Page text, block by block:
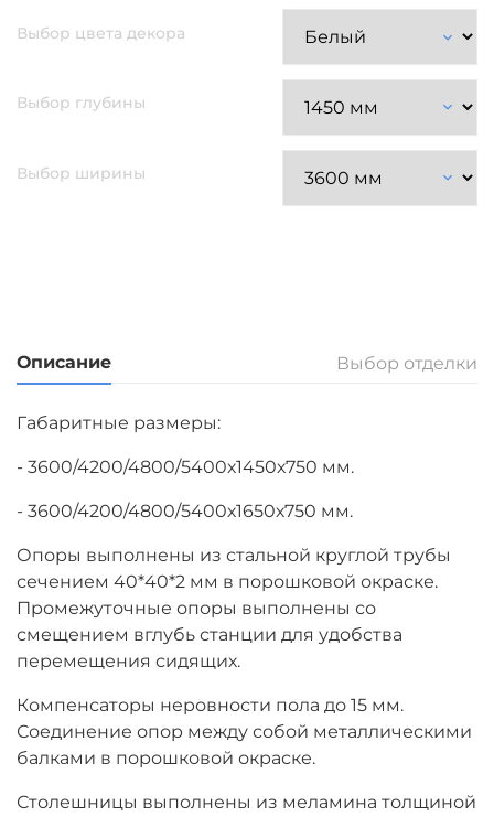
Выбор цвета декора
Выбор глубины
Выбор ширины
Описание Выбор отделки
Габаритные размеры:
- 3600/4200/4800/5400х1450х750 мм.
- 3600/4200/4800/5400х1650х750 мм.
Опоры выполнены из стальной круглой трубы
сечением 40*40*2 мм в порошковой окраске.
Промежуточные опоры выполнены со
смещением вглубь станции для удобства
перемещения сидящих.
Компенсаторы неровности пола до 15 мм.
Соединение опор между собой металлическими
балками в порошковой окраске.
Столешницы выполнены из меламина толщиной